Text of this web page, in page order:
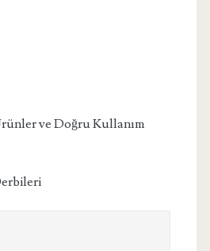
ve Doğru Kullanım